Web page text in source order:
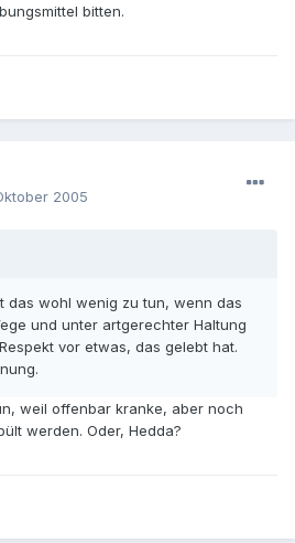
bitten.
2005
das wohl wenig zu tun, wenn das
und unter artgerechter Haltung
vor etwas, das gelebt hat.
weil offenbar kranke, aber noch
werden. Oder, Hedda?